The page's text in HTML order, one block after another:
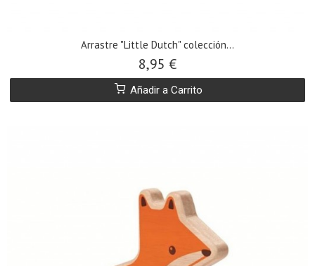
Arrastre "Little Dutch" colección...
8,95 €
Añadir a Carrito